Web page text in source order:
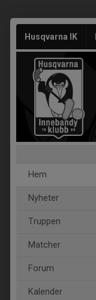
Husqvarna IK
Hem
Nyheter
Truppen
Matcher
Forum
Kalender